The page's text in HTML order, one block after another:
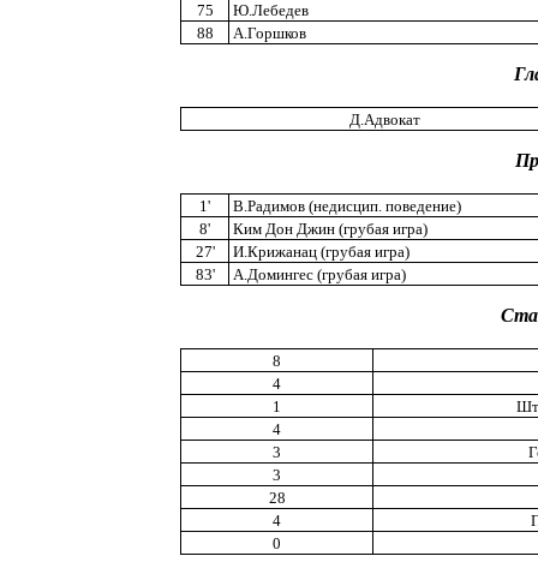
75
Ю.Лебедев
88
А.Горшков
Д.Адвокат
1'
В.Радимов (недисцип. поведение)
8'
Ким Дон Джин (грубая игра)
27'
И.Крижанац (грубая игра)
83'
А.Домингес (грубая игра)
8
4
1
4
3
3
28
4
0